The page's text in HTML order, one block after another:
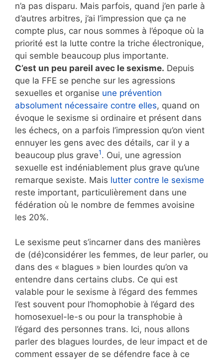
n’a pas disparu. Mais parfois, quand j’en parle à
d’autres arbitres, j’ai l’impression que ça ne
compte plus, car nous sommes à l’époque où la
priorité est la lutte contre la triche électronique,
qui semble beaucoup plus importante.
C’est un peu pareil avec le sexisme. Depuis
que la FFE se penche sur les agressions
sexuelles et organise une prévention
absolument nécessaire contre elles, quand on
évoque le sexisme si ordinaire et présent dans
les échecs, on a parfois l’impression qu’on vient
ennuyer les gens avec des détails, car il y a
beaucoup plus grave1. Oui, une agression
sexuelle est indéniablement plus grave qu’une
remarque sexiste. Mais lutter contre le sexisme
reste important, particulièrement dans une
fédération où le nombre de femmes avoisine
les 20%.
Le sexisme peut s’incarner dans des manières
de (dé)considérer les femmes, de leur parler, ou
dans des « blagues » bien lourdes qu’on va
entendre dans certains clubs. Ce qui est
valable pour le sexisme à l’égard des femmes
l’est souvent pour l’homophobie à l’égard des
homosexuel-le-s ou pour la transphobie à
l’égard des personnes trans. Ici, nous allons
parler des blagues lourdes, de leur impact et de
comment essayer de se défendre face à ce